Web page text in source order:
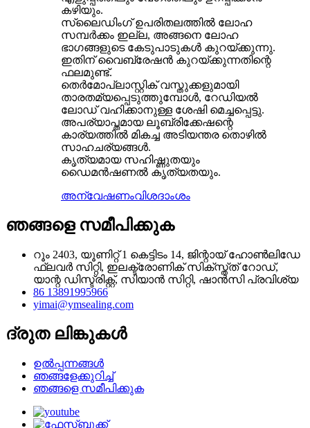
കഴിയും.
സ്ലൈഡിംഗ് ഉപരിതലത്തിൽ ലോഹ
സമ്പർക്കം ഇല്ല, അങ്ങനെ ലോഹ
ഭാഗങ്ങളുടെ കേടുപാടുകൾ കുറയ്ക്കുന്നു.
ഇതിന് വൈബ്രേഷൻ കുറയ്ക്കുന്നതിന്റെ
ഫലമുണ്ട്.
തെർമോപ്ലാസ്റ്റിക് വസ്തുക്കളുമായി
താരതമ്യപ്പെടുത്തുമ്പോൾ, റേഡിയൽ
ലോഡ് വഹിക്കാനുള്ള ശേഷി മെച്ചപ്പെട്ടു.
അപര്യാപ്തമായ ലൂബ്രിക്കേഷന്റെ
കാര്യത്തിൽ മികച്ച അടിയന്തര തൊഴിൽ
സാഹചര്യങ്ങൾ.
കൃത്യമായ സഹിഷ്ണുതയും
ഡൈമൻഷണൽ കൃത്യതയും.
അന്വേഷണംവിശദാംശം
ഞങ്ങളെ സമീപിക്കുക
റൂം 2403, യൂണിറ്റ് 1 കെട്ടിടം 14, ജിന്റായ് ഹോൺലിഡേ
ഫ്ലവർ സിറ്റി, ഇലക്ട്രോണിക് സിക്‌സ്ത്ത് റോഡ്,
യാന്റ ഡിസ്ട്രിക്റ്റ്, സിയാൻ സിറ്റി, ഷാൻസി പ്രവിശ്യ
86 13891995966
yimai@ymsealing.com
ദ്രുത ലിങ്കുകൾ
ഉൽപ്പന്നങ്ങൾ
ഞങ്ങളേക്കുറിച്ച്
ഞങ്ങളെ സമീപിക്കുക